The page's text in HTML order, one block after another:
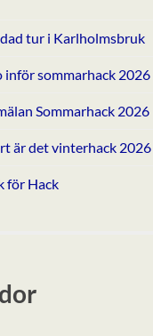
tur i Karlholmsbruk
inför sommarhack 2026
Sommarhack 2026
är det vinterhack 2026
för Hack